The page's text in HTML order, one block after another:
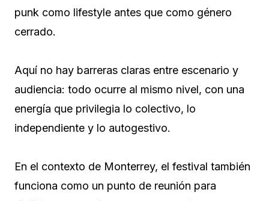
punk como lifestyle antes que como género
cerrado.
Aquí no hay barreras claras entre escenario y
audiencia: todo ocurre al mismo nivel, con una
energía que privilegia lo colectivo, lo
independiente y lo autogestivo.
En el contexto de Monterrey, el festival también
funciona como un punto de reunión para